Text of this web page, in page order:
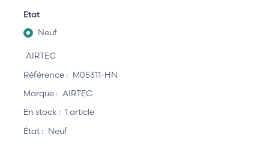
Etat
Neuf
AIRTEC
Référence : M05311-HN
Marque : AIRTEC
En stock : 1 article
État : Neuf